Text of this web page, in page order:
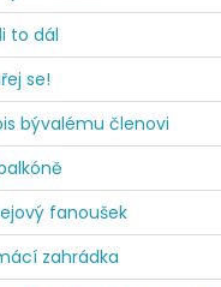
to dál
se!
bývalému členovi
fanoušek
zahrádka